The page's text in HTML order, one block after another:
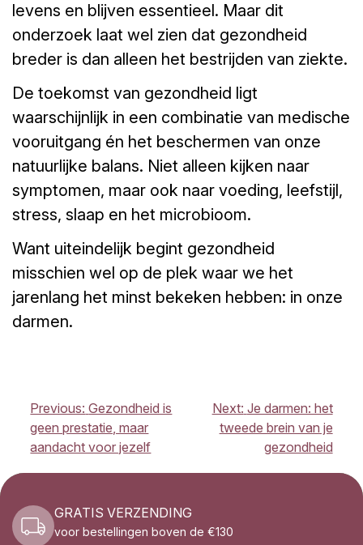
levens en blijven essentieel. Maar dit
onderzoek laat wel zien dat gezondheid
breder is dan alleen het bestrijden van ziekte.
De toekomst van gezondheid ligt
waarschijnlijk in een combinatie van medische
vooruitgang én het beschermen van onze
natuurlijke balans. Niet alleen kijken naar
symptomen, maar ook naar voeding, leefstijl,
stress, slaap en het microbioom.
Want uiteindelijk begint gezondheid
misschien wel op de plek waar we het
jarenlang het minst bekeken hebben: in onze
darmen.
BERICHT
NAVIGATIE
Previous: Gezondheid is
geen prestatie, maar
aandacht voor jezelf
Next: Je darmen: het
tweede brein van je
gezondheid
GRATIS VERZENDING
voor bestellingen boven de €130